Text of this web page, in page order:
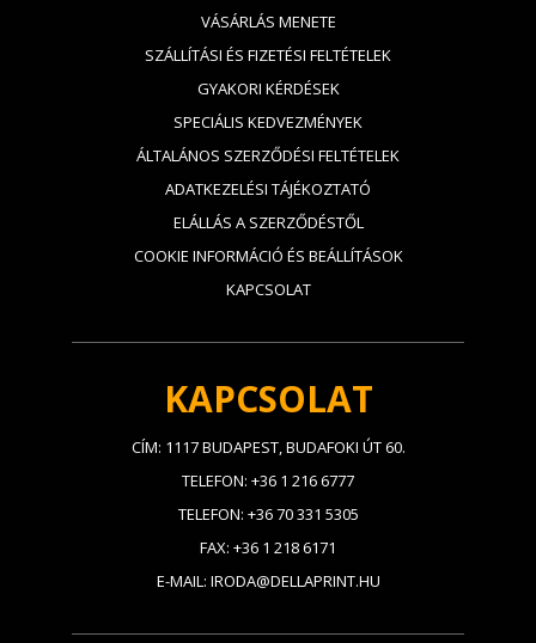
VÁSÁRLÁS MENETE
SZÁLLÍTÁSI ÉS FIZETÉSI FELTÉTELEK
GYAKORI KÉRDÉSEK
SPECIÁLIS KEDVEZMÉNYEK
ÁLTALÁNOS SZERZŐDÉSI FELTÉTELEK
ADATKEZELÉSI TÁJÉKOZTATÓ
ELÁLLÁS A SZERZŐDÉSTŐL
COOKIE INFORMÁCIÓ ÉS BEÁLLÍTÁSOK
KAPCSOLAT
KAPCSOLAT
CÍM: 1117 BUDAPEST, BUDAFOKI ÚT 60.
TELEFON: +36 1 216 6777
TELEFON: +36 70 331 5305
FAX: +36 1 218 6171
E-MAIL: IRODA@DELLAPRINT.HU